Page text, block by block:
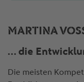
MARTINA
… die
Die meisten